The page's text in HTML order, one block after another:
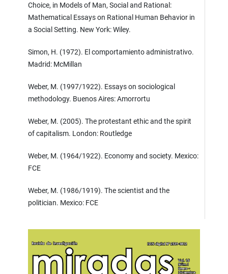
Choice, in Models of Man, Social and Rational:
Mathematical Essays on Rational Human Behavior in
a Social Setting. New York: Wiley.
Simon, H. (1972). El comportamiento administrativo.
Madrid: McMillan
Weber, M. (1997/1922). Essays on sociological
methodology. Buenos Aires: Amorrortu
Weber, M. (2005). The protestant ethic and the spirit
of capitalism. London: Routledge
Weber, M. (1964/1922). Economy and society. Mexico:
FCE
Weber, M. (1986/1919). The scientist and the
politician. Mexico: FCE